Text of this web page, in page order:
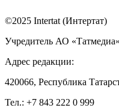
©2025 Intertat (Интертат)
Учредитель АО «Татмедиа»
Адрес редакции:
420066, Республика
Тел.: +7 843 222 0 999